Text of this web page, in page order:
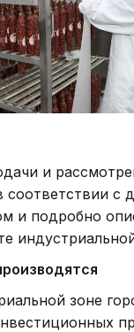
и
соответствии с
и подробно
зоне